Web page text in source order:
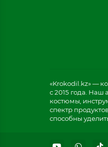
«Krokodil.kz» —
с 2015 года. Наш
костюмы,
спектр
способны